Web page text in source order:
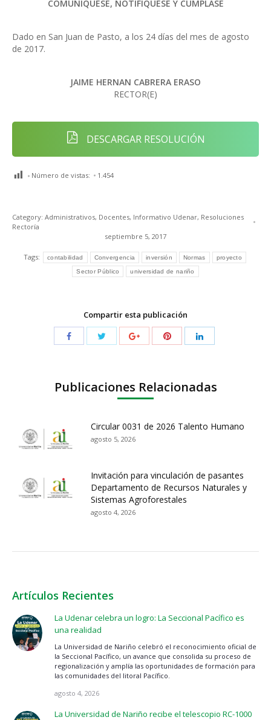
COMUNIQUESE, NOTIFIQUESE Y CÚMPLASE
Dado en San Juan de Pasto, a los 24 días del mes de agosto
de 2017.
JAIME HERNAN CABRERA ERASO
RECTOR(E)
DESCARGAR RESOLUCIÓN
Número de vistas: 1.454
Category: Administrativos, Docentes, Informativo Udenar, Resoluciones
Rectoría
septiembre 5, 2017
Tags: contabilidad Convergencia inversión Normas proyecto
Sector Público universidad de nariño
Compartir esta publicación
Publicaciones Relacionadas
Circular 0031 de 2026 Talento Humano
agosto 5, 2026
Invitación para vinculación de pasantes
Departamento de Recursos Naturales y
Sistemas Agroforestales
agosto 4, 2026
Artículos Recientes
La Udenar celebra un logro: La Seccional Pacífico es
una realidad
La Universidad de Nariño celebró el reconocimiento oficial de
la Seccional Pacífico, un avance que consolida su proceso de
regionalización y amplía las oportunidades de formación para
las comunidades del litoral Pacífico.
agosto 4, 2026
La Universidad de Nariño recibe el telescopio RC-1000